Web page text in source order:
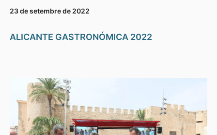
23 de setembre de 2022
ALICANTE GASTRONÓMICA 2022